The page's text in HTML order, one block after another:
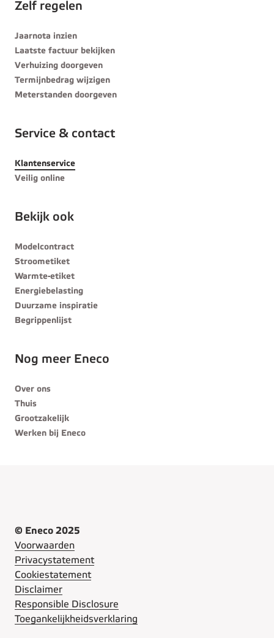
Zelf regelen
Jaarnota inzien
Laatste factuur bekijken
Verhuizing doorgeven
Termijnbedrag wijzigen
Meterstanden doorgeven
Service & contact
Klantenservice
Veilig online
Bekijk ook
Modelcontract
Stroometiket
Warmte-etiket
Energiebelasting
Duurzame inspiratie
Begrippenlijst
Nog meer Eneco
Over ons
Thuis
Grootzakelijk
Werken bij Eneco
© Eneco 2025
Voorwaarden
Privacystatement
Cookiestatement
Disclaimer
Responsible Disclosure
Toegankelijkheidsverklaring